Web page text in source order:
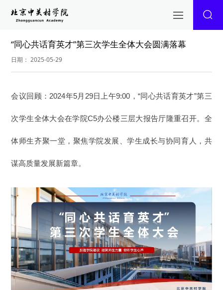
“同心共话育英才”第三次学生全体大会圆满落幕
日期： 2025-05-29
会议回顾： 2024年5月29日上午9:00，“同心共话育英才”第三
次学生全体大会在学院C5办公楼三层大报告厅隆重召开。全
体师生齐聚一堂，聚焦学院发展、学生成长与协同育人，共
谋高质量发展新篇章。